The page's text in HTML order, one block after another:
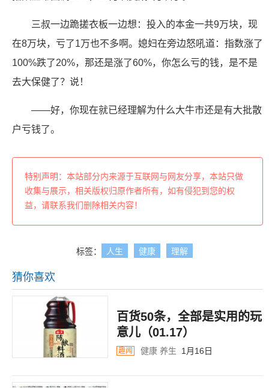
三叔一边跪搓衣板一边想：投入的本金一共9万块，现
在8万块，亏了1万也不多啊。媳妇在旁边怒吼道：指数涨了
100%跌了20%，那还是涨了60%，你怎么亏的钱，是不是
去大保健了？说！
——好，你现在就已经理解为什么大牛市还是有大批散
户亏钱了。
特别声明：本站部分内来源于互联网与网友分享，本站只做
收集与展示，相关版权归原作者所有，如有侵犯到您的权
益，请联系我们删除相关内容！
标签： 人生 健康 理解
猜你喜欢
百货50条，全部是实用的玩
意儿（01.17）
趣闻 健康 养生 1月16日